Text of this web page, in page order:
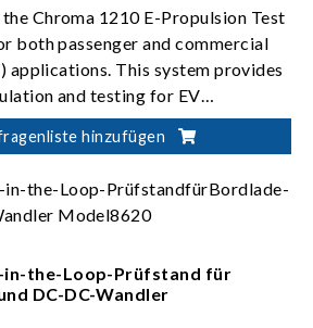
Chroma 1210 E-Propulsion Test
both passenger and commercial
applications. This system provides
and testing for EV
e-motors, motor drivers,
drive systems.
up to 25,000rpm
hinzufügen
in-the-Loop-Prüfstand für
DC-DC-Wandler